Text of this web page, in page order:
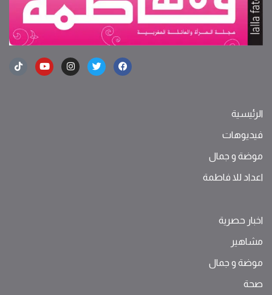
الرئيسية
فيديوهات
موضة ‫و‬ ‫‬‫جمال‬
اعداد للا فاطمة
اخبار حصرية
مشاهير
موضة ‫و‬ ‫‬‫جمال‬
صحة